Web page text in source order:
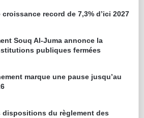
record de 7,3% d’ici 2027
Souq Al-Juma annonce la
publiques fermées
marque une pause jusqu’au
dispositions du règlement des